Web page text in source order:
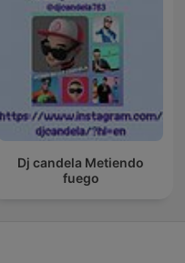
Dj candela Metiendo
fuego